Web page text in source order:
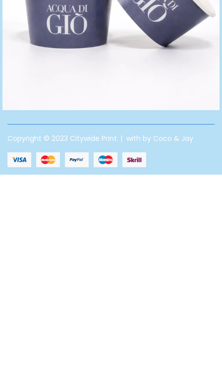
Copyright © 2023 Citywide Print. | with by Coco & Jay